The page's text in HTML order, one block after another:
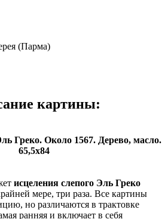
(Парма)
картины:
Греко. Около 1567. Дерево, масло.
65,5х84
исцеления слепого Эль Греко
мере, три раза. Все картины
но различаются в трактовке
ранняя и включает в себя